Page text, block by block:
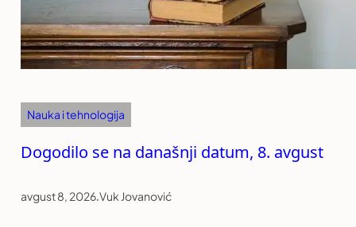
Nauka i tehnologija
Dogodilo se na današnji datum, 8. avgust
avgust 8, 2026.Vuk Jovanović